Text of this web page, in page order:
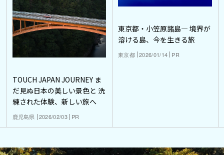
TOUCH JAPAN JOURNEY ま
だ見ぬ日本の美しい景色と 洗
練された体験、新しい旅へ
鹿児島県 2026/02/03 PR
東京都・小笠原諸島― 境界が
溶ける島、今を生きる旅
東京都 2026/01/14 PR